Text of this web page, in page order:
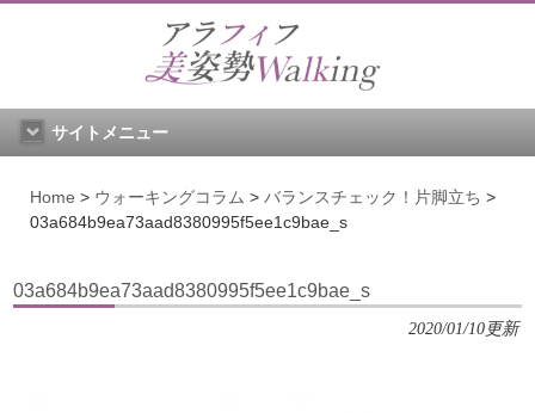
サイトメニュー
Home > ウォーキングコラム > バランスチェック！片脚立ち >
03a684b9ea73aad8380995f5ee1c9bae_s
03a684b9ea73aad8380995f5ee1c9bae_s
2020/01/10更新